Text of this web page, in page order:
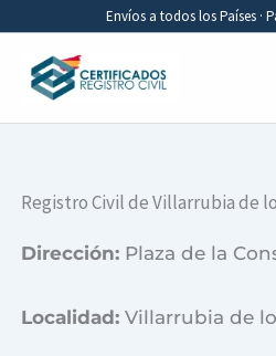
contenido
Envíos a todos los Países ·
Registro Civil de Villarrubia de
Dirección: Plaza de la
Localidad:Villarrubia de